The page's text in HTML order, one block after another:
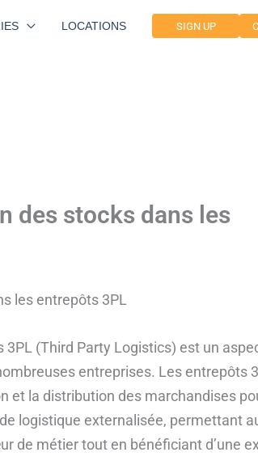
LOCATIONS SIGN UP
des stocks dans les
les entrepôts 3PL
(Third Party Logistics) est un
entreprises. Les entrepôts
et la distribution des marchandises
logistique externalisée, permettant
de métier tout en bénéficiant d’une